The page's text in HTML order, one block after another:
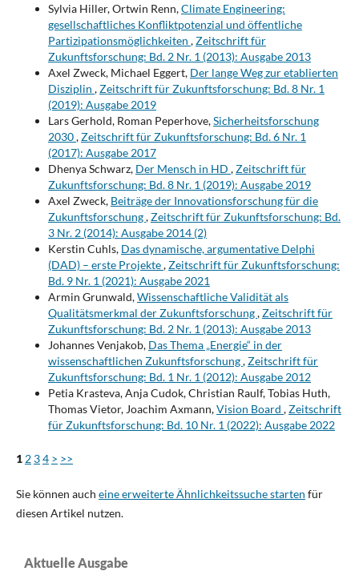
Sylvia Hiller, Ortwin Renn,Climate Engineering:
gesellschaftliches Konfliktpotenzial und öffentliche
Partizipationsmöglichkeiten ,Zeitschrift für
Zukunftsforschung: Bd. 2 Nr. 1 (2013): Ausgabe 2013
Axel Zweck, Michael Eggert, Der lange Weg zur etablierten
Disziplin ,Zeitschrift für Zukunftsforschung: Bd. 8 Nr. 1
(2019): Ausgabe 2019
Lars Gerhold, Roman Peperhove,Sicherheitsforschung
2030,Zeitschrift für Zukunftsforschung: Bd. 6 Nr. 1
(2017): Ausgabe 2017
Dhenya Schwarz, Der Mensch in HD ,Zeitschrift für
Zukunftsforschung: Bd. 8 Nr. 1 (2019): Ausgabe 2019
Axel Zweck, Beiträge der Innovationsforschung für die
Zukunftsforschung,Zeitschrift für Zukunftsforschung: Bd.
3 Nr. 2 (2014): Ausgabe 2014 (2)
Kerstin Cuhls, Das dynamische, argumentative Delphi
(DAD) – erste Projekte,Zeitschrift für Zukunftsforschung:
Bd. 9 Nr. 1 (2021): Ausgabe 2021
Armin Grunwald,Wissenschaftliche Validität als
Qualitätsmerkmal der Zukunftsforschung,Zeitschrift für
Zukunftsforschung: Bd. 2 Nr. 1 (2013): Ausgabe 2013
Johannes Venjakob, Das Thema „Energie“ in der
wissenschaftlichen Zukunftsforschung,Zeitschrift für
Zukunftsforschung: Bd. 1 Nr. 1 (2012): Ausgabe 2012
Petia Krasteva, Anja Cudok, Christian Raulf, Tobias Huth,
Thomas Vietor, Joachim Axmann,Vision Board ,Zeitschrift
für Zukunftsforschung: Bd. 10 Nr. 1 (2022): Ausgabe 2022
1 2 34 > >>
Sie können auch eine erweiterte Ähnlichkeitssuche starten für
diesen Artikel nutzen.
Aktuelle Ausgabe